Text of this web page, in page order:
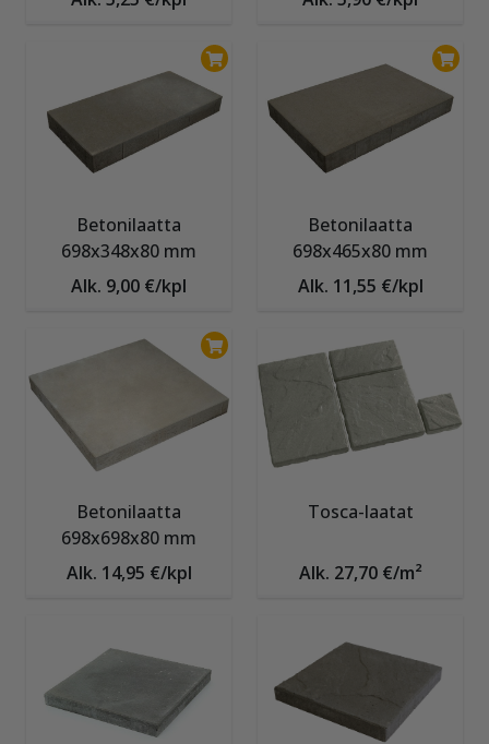
Betonilaatta
698x348x80 mm
Alk. 9,00 €/kpl
Betonilaatta
698x465x80 mm
Alk. 11,55 €/kpl
Betonilaatta
698x698x80 mm
Alk. 14,95 €/kpl
Tosca-laatat
Alk. 27,70 €/m²